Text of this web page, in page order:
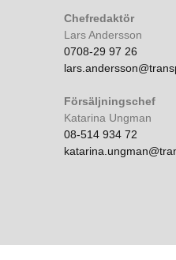
Chefredaktör
Lars Andersson
0708-29 97 26
Försäljningschef
Katarina Ungman
08-514 934 72